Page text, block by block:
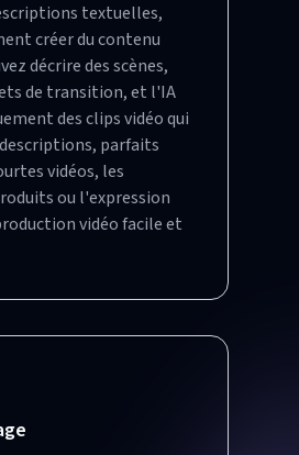
textuelles,
créer du contenu
décrire des scènes,
de transition, et l'IA
des clips vidéo qui
parfaits
vidéos, les
ou l'expression
vidéo facile et